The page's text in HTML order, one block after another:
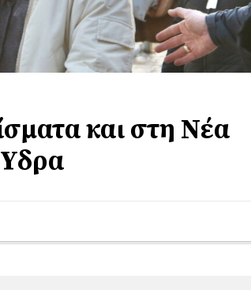
και στη Νέα